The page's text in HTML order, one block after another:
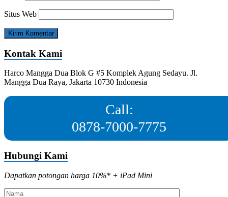
Situs Web
Kontak Kami
Harco Mangga Dua Blok G #5 Komplek Agung Sedayu. Jl.
Mangga Dua Raya, Jakarta 10730 Indonesia
Call:
0878-7000-7775
Hubungi Kami
Dapatkan potongan harga 10%* + iPad Mini